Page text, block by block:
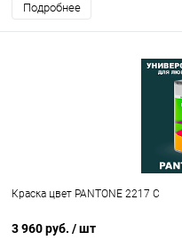
Подробнее
Краска цвет PANTONE 2217 C
3 960 руб. / шт